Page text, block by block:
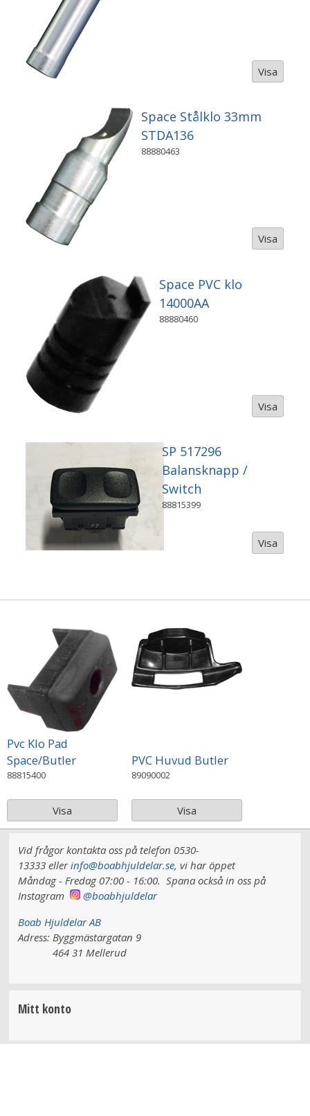
Visa
Space Stålklo 33mm
STDA136
88880463
Visa
Space PVC klo
14000AA
88880460
Visa
SP 517296
Balansknapp /
Switch
88815399
Visa
Pvc Klo Pad
Space/Butler
88815400
Visa
PVC Huvud Butler
89090002
Visa
Vid frågor kontakta oss på telefon 0530-
13333 ellerinfo@boabhjuldelar.se, vi haröppet
Måndag - Fredag 07:00 - 16:00. Spana också in oss på
Instagram
@boabhjuldelar
Boab Hjuldelar AB
Adress: Byggmästargatan 9
464 31 Mellerud
Mitt konto